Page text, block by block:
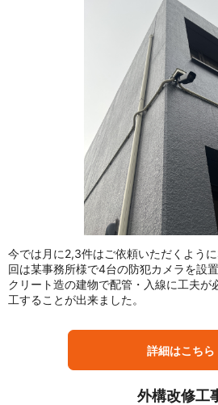
今では月に2,3件はご依頼いただくよう
回は某事務所様で4台の防犯カメラを設
クリート造の建物で配管・入線に工夫が
工することが出来ました。
詳細はこちら
外構改修工